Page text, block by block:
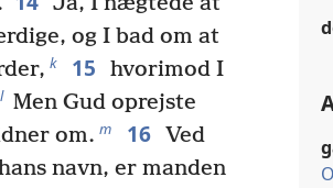
og I bad om at
k 15
hvorimod I
l Men Gud oprejste
om. m 16 Ved
navn, er manden